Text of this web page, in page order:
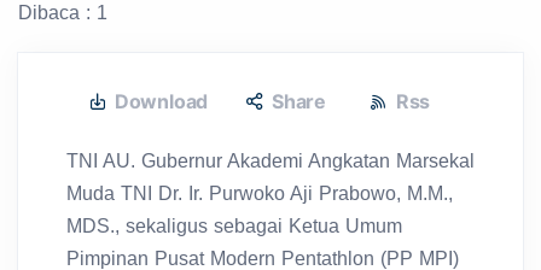
Dibaca : 1
Download Share Rss
TNI AU. Gubernur Akademi Angkatan Marsekal
Muda TNI Dr. Ir. Purwoko Aji Prabowo, M.M.,
MDS., sekaligus sebagai Ketua Umum
Pimpinan Pusat Modern Pentathlon (PP MPI)